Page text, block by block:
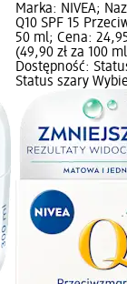
Marka: NIVEA;
Q10 SPF 15
50 ml; Cena:
(49,90 zł za 100
Dostępność:
Status szary